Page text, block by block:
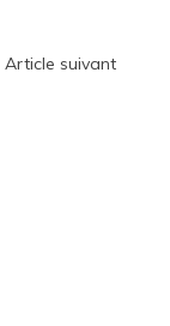
Article suivant